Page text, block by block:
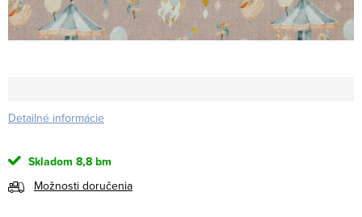
Detailné informácie
Skladom 8,8 bm
Možnosti doručenia